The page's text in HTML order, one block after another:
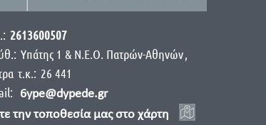
2613600507
Yπάτης 1 & Ν.Ε.Ο. Πατρών-Αθηνών,
τ.κ.: 26 441
6ype@dypede.gr
την τοποθεσία μας στο χάρτη